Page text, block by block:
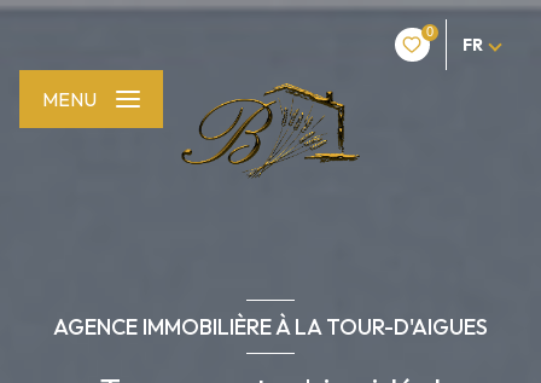
0
FR
MENU
AGENCE IMMOBILIÈRE À LA TOUR-D'AIGUES